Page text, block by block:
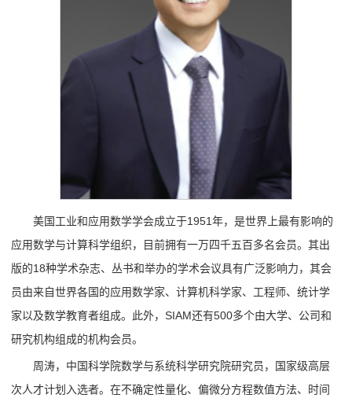
美国工业和应用数学学会成立于1951年，是世界上最有影响的
应用数学与计算科学组织，目前拥有一万四千五百多名会员。其出
版的18种学术杂志、丛书和举办的学术会议具有广泛影响力，其会
员由来自世界各国的应用数学家、计算机科学家、工程师、统计学
家以及数学教育者组成。此外，SIAM还有500多个由大学、公司和
研究机构组成的机构会员。
周涛，中国科学院数学与系统科学研究院研究员，国家级高层
次人才计划入选者。在不确定性量化、偏微分方程数值方法、时间